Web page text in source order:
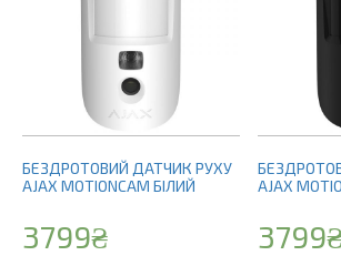
БЕЗДРОТОВИЙ ДАТЧИК РУХУ
AJAX MOTIONCAM БІЛИЙ
3799₴
AJAX
3799